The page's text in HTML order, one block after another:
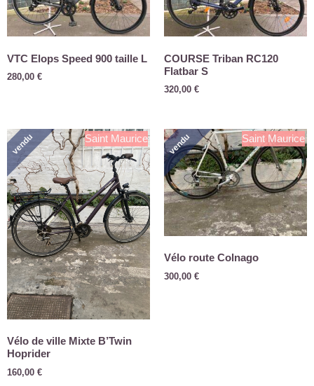
VTC Elops Speed 900 taille L
280,00 €
COURSE Triban RC120
Flatbar S
320,00 €
Saint Maurice
vendu
Vélo de ville Mixte B’Twin
Hoprider
160,00 €
Saint Maurice
vendu
Vélo route Colnago
300,00 €